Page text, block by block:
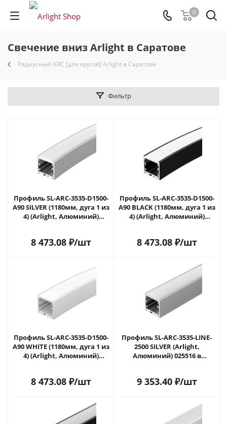
0
Свечение вниз Arlight в Саратове
Радиусный ARC [для кругов] Arlight в Саратове
Фильтр
Профиль SL-ARC-3535-D1500-
A90 SILVER (1180мм, дуга 1 из
4) (Arlight, Алюминий)
8 473.08₽/шт
Профиль SL-ARC-3535-D1500-
A90 BLACK (1180мм, дуга 1 из
4) (Arlight, Алюминий)
8 473.08₽/шт
Профиль SL-ARC-3535-D1500-
A90 WHITE (1180мм, дуга 1 из
4) (Arlight, Алюминий)
8 473.08₽/шт
Профиль SL-ARC-3535-LINE-
2500 SILVER (Arlight,
Алюминий) 025516 в
9 353.40₽/шт